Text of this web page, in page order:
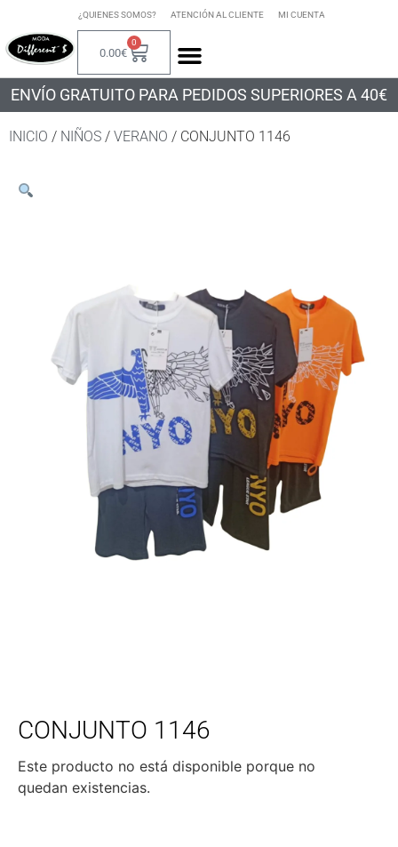
¿QUIENES SOMOS? ATENCIÓN AL CLIENTE MI CUENTA
0.00€
0
ENVÍO GRATUITO PARA PEDIDOS SUPERIORES A 40€
INICIO / NIÑOS / VERANO / CONJUNTO 1146
CONJUNTO 1146
Este producto no está disponible porque no
quedan existencias.